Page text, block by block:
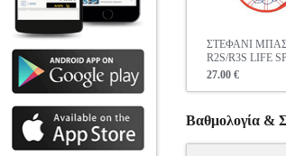
ΣΤΕΦΑΝΙ
R2S/R3S LIFE
27.00 €
Βαθμολογία &